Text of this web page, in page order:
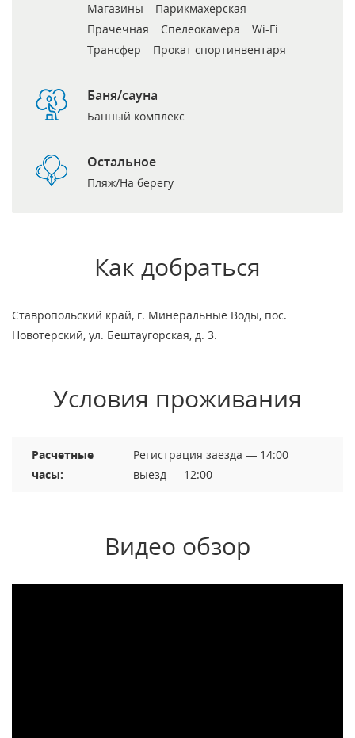
Магазины
Парикмахерская
Прачечная
Спелеокамера
Wi-Fi
Трансфер
Прокат спортинвентаря
Баня/сауна
Банный комплекс
Остальное
Пляж/На берегу
Как добраться
Ставропольский край, г. Минеральные Воды, пос.
Новотерский, ул. Бештаугорская, д. 3.
Условия проживания
Расчетные
часы:
Регистрация заезда — 14:00
выезд — 12:00
Видео обзор